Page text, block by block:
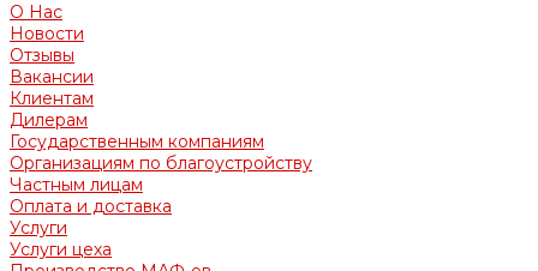
О Нас
Новости
Отзывы
Вакансии
Клиентам
Дилерам
Государственным компаниям
Организациям по благоустройству
Частным лицам
Оплата и доставка
Услуги
Услуги цеха